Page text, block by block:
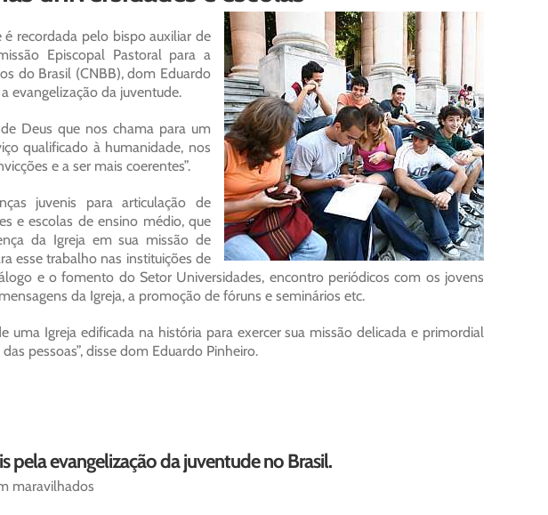
recordada pelo bispo auxiliar de
Episcopal Pastoral para a
do Brasil (CNBB), dom Eduardo
evangelização da juventude.
Deus que nos chama para um
qualificado à humanidade, nos
e a ser mais coerentes”.
juvenis para articulação de
e escolas de ensino médio, que
da Igreja em sua missão de
esse trabalho nas instituições de
e o fomento do Setor Universidades, encontro periódicos com os jovens
da Igreja, a promoção de fóruns e seminários etc.
uma Igreja edificada na história para exercer sua missão delicada e primordial
pessoas”, disse dom Eduardo Pinheiro.
pela evangelização da juventude no Brasil.
maravilhados